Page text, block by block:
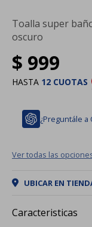
Toalla super
oscuro
$ 999
HASTA 12 CUOTAS
¿Preguntále
Ver todas las
UBICAR EN
Caracteristicas